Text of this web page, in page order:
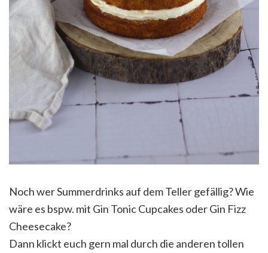
Noch wer Summerdrinks auf dem Teller gefällig? Wie
wäre es bspw. mit Gin Tonic Cupcakes oder Gin Fizz
Cheesecake?
Dann klickt euch gern mal durch die anderen tollen